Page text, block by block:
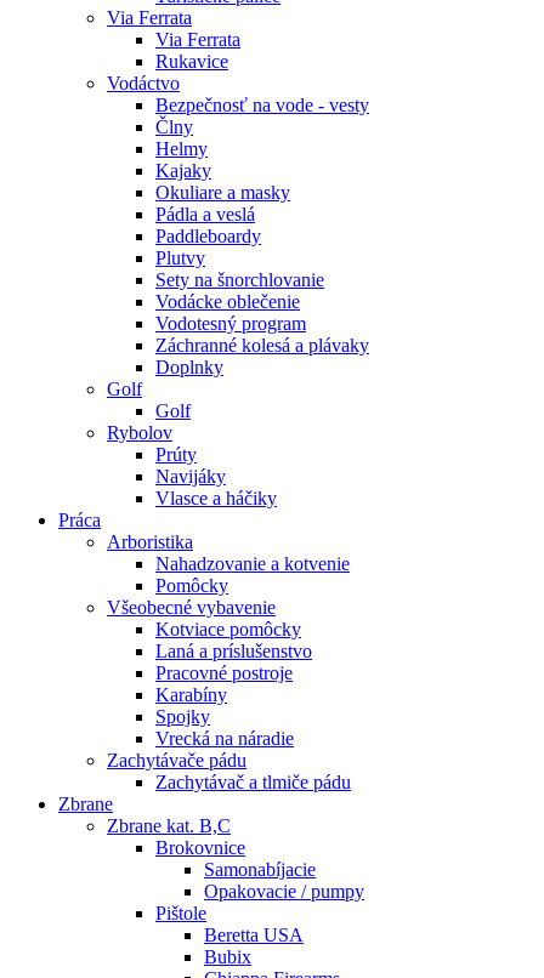
Via Ferrata
Via Ferrata
Rukavice
Vodáctvo
Bezpečnosť na vode - vesty
Člny
Helmy
Kajaky
Okuliare a masky
Pádla a veslá
Paddleboardy
Plutvy
Sety na šnorchlovanie
Vodácke oblečenie
Vodotesný program
Záchranné kolesá a plávaky
Doplnky
Golf
Golf
Rybolov
Prúty
Navijáky
Vlasce a háčiky
Práca
Arboristika
Nahadzovanie a kotvenie
Pomôcky
Všeobecné vybavenie
Kotviace pomôcky
Laná a príslušenstvo
Pracovné postroje
Karabíny
Spojky
Vrecká na náradie
Zachytávače pádu
Zachytávač a tlmiče pádu
Zbrane
Zbrane kat. B,C
Brokovnice
Samonabíjacie
Opakovacie / pumpy
Pištole
Beretta USA
Bubix